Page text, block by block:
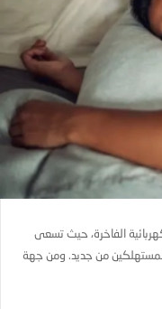
الفاخرة، حيث تسعى
من جديد. ومن جهة